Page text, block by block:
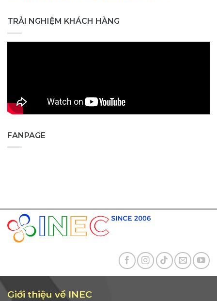
TRẢI NGHIỆM KHÁCH HÀNG
FANPAGE
Giới thiệu về INEC